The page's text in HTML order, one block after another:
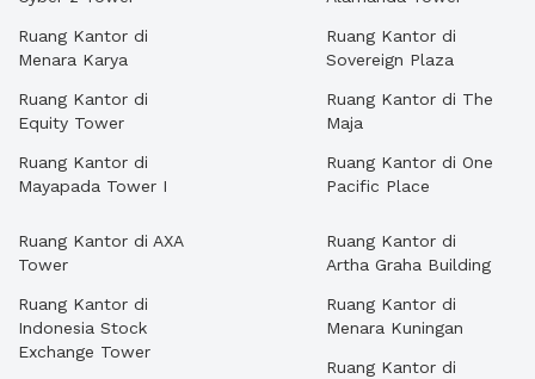
Ruang Kantor di
Menara Karya
Ruang Kantor di
Equity Tower
Ruang Kantor di
Mayapada Tower I
Ruang Kantor di
Sovereign Plaza
Ruang Kantor di The
Maja
Ruang Kantor di One
Pacific Place
Ruang Kantor di AXA
Tower
Ruang Kantor di
Indonesia Stock
Exchange Tower
Ruang Kantor di
Artha Graha Building
Ruang Kantor di
Menara Kuningan
Ruang Kantor di